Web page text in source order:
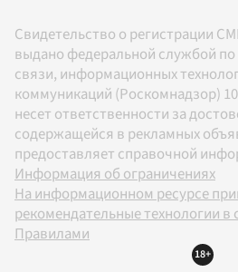
Свидетельство о регистрации
выдано федеральной службой
связи, информационных
коммуникаций (Роскомнадзор)
несет ответственности за
содержащейся в рекламных
предоставляет справочной
Информация об ограничениях
На информационном ресурсе
рекомендательные технологии в
Правилами
18+